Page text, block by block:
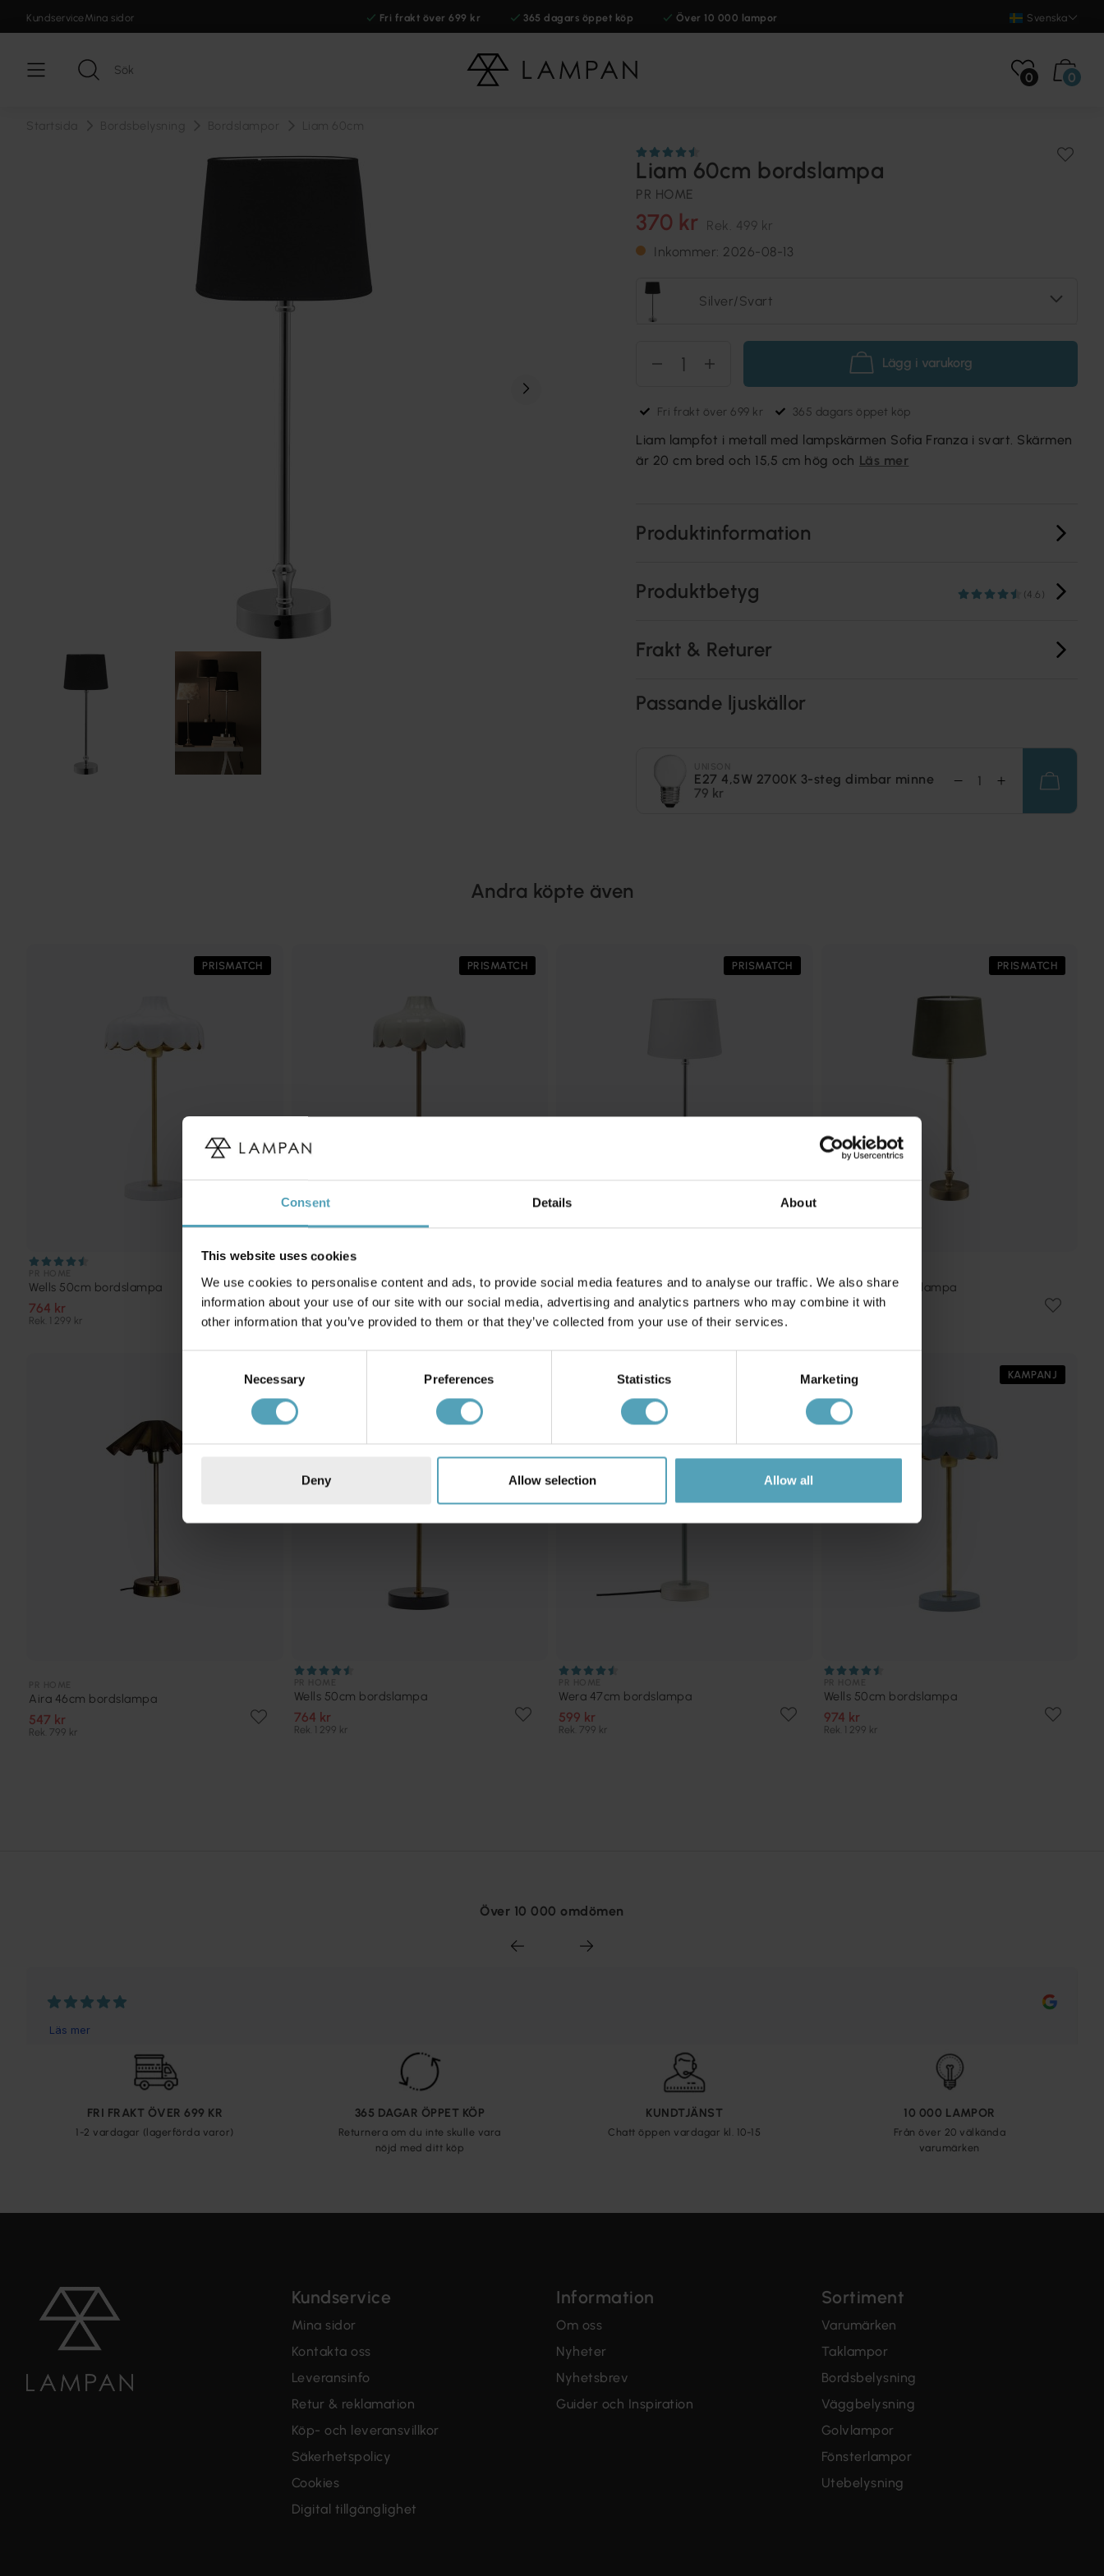
Consent Details About
This website uses cookies
We use cookies to personalise content and ads, to provide social media features and to analyse our traffic. We also share
information about your use of our site with our social media, advertising and analytics partners who may combine it with
other information that you’ve provided to them or that they’ve collected from your use of their services.
Necessary Preferences Statistics Marketing
Deny Allow selection Allow all
KundserviceMina sidor Fri frakt över 699 kr 365 dagars öppet köp Över 10 000 lampor Svenska
0 0
Liam 60cm bordslampa
PR HOME
370 kr Rek. 499 kr
Inkommer: 2026-08-13
Silver/Svart
Lägg i varukorg
Fri frakt över 699 kr 365 dagars öppet köp
Liam lampfot i metall med lampskärmen Sofia Franza i svart. Skärmen
är 20 cm bred och 15,5 cm hög och Läs mer
Produktinformation
Produktbetyg (4.6)
Frakt & Returer
Passande ljuskällor
E27 4,5W 2700K 3-steg dimbar minne
79 kr
Andra köpte även
PRISMATCH
Wells 50cm bordslampa
764 kr
Rek. 1 299 kr
PRISMATCH
Wells 50cm bordslampa
764 kr
Rek. 1 299 kr
PRISMATCH
Liam 60cm bordslampa
370 kr
Rek. 499 kr
PRISMATCH
Liam 60cm bordslampa
370 kr
PRISMATCH
Aira 46cm bordslampa
547 kr
Rek. 799 kr
PRISMATCH
Wells 50cm bordslampa
764 kr
Rek. 1 299 kr
Wera 47cm bordslampa
599 kr
Rek. 799 kr
KAMPANJ
Wells 50cm bordslampa
974 kr
Rek. 1 299 kr
Över 10 000 omdömen
FRI FRAKT ÖVER 699 KR
1-2 vardagar (lagerförda varor)
365 DAGAR ÖPPET KÖP
Returnera om du inte skulle vara
nöjd med ditt köp
KUNDTJÄNST
Chatt öppen vardagar kl. 10-15
10 000 LAMPOR
Från över 20 välkända
varumärken
Kundservice
Mina sidor
Kontakta oss
Leveransinfo
Retur & reklamation
Köp- och leveransvillkor
Säkerhetspolicy
Cookies
Digital tillgänglighet
Information
Om oss
Nyheter
Nyhetsbrev
Guider och Inspiration
Sortiment
Varumärken
Taklampor
Bordsbelysning
Väggbelysning
Golvlampor
Fönsterlampor
Utebelysning